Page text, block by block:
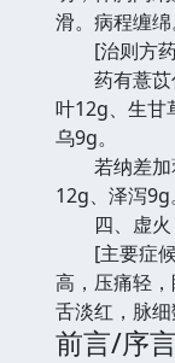
滑。病程缠绵
[治则方药]
药有薏苡
叶12g、生甘
乌9g。
若纳差加
12g、泽泻9g。
四、虚火
[主要症候]
高，压痛轻，
舌淡红，脉细
前言/序言